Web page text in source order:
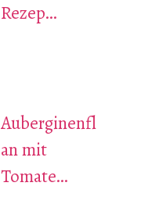
Rezep…
Auberginenfl
an mit
Tomate…